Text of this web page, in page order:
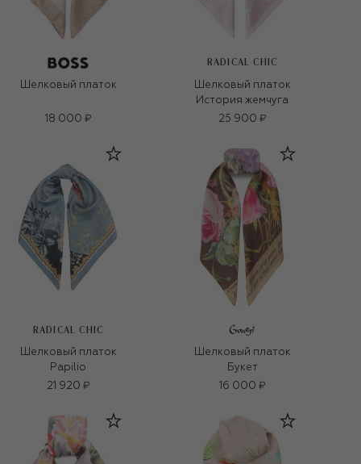
Шелковый платок
18 000 ₽
RADICAL CHIC
Шелковый платок
История жемчуга
25 900 ₽
RADICAL CHIC
Шелковый платок
Papilio
21 920 ₽
Шелковый платок
Букет
16 000 ₽